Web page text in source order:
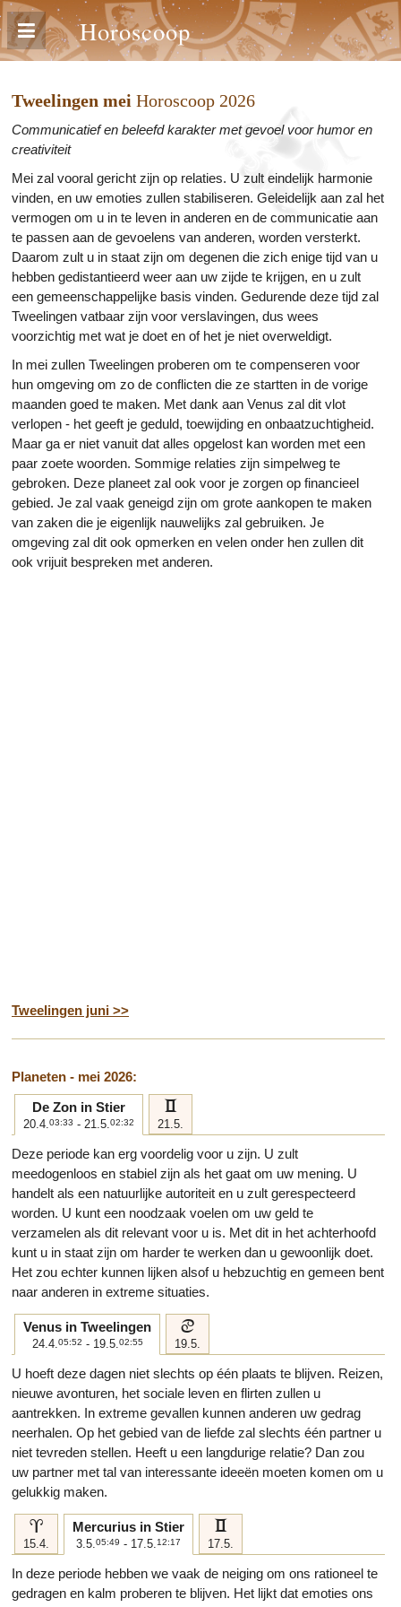
Horoscoop
Tweelingen mei Horoscoop 2026
Communicatief en beleefd karakter met gevoel voor humor en
creativiteit
Mei zal vooral gericht zijn op relaties. U zult eindelijk harmonie
vinden, en uw emoties zullen stabiliseren. Geleidelijk aan zal het
vermogen om u in te leven in anderen en de communicatie aan
te passen aan de gevoelens van anderen, worden versterkt.
Daarom zult u in staat zijn om degenen die zich enige tijd van u
hebben gedistantieerd weer aan uw zijde te krijgen, en u zult
een gemeenschappelijke basis vinden. Gedurende deze tijd zal
Tweelingen vatbaar zijn voor verslavingen, dus wees
voorzichtig met wat je doet en of het je niet overweldigt.
In mei zullen Tweelingen proberen om te compenseren voor
hun omgeving om zo de conflicten die ze startten in de vorige
maanden goed te maken. Met dank aan Venus zal dit vlot
verlopen - het geeft je geduld, toewijding en onbaatzuchtigheid.
Maar ga er niet vanuit dat alles opgelost kan worden met een
paar zoete woorden. Sommige relaties zijn simpelweg te
gebroken. Deze planeet zal ook voor je zorgen op financieel
gebied. Je zal vaak geneigd zijn om grote aankopen te maken
van zaken die je eigenlijk nauwelijks zal gebruiken. Je
omgeving zal dit ook opmerken en velen onder hen zullen dit
ook vrijuit bespreken met anderen.
Tweelingen juni >>
Planeten - mei 2026:
De Zon in Stier
20.4.03:33 - 21.5.02:32
c
21.5.
Deze periode kan erg voordelig voor u zijn. U zult
meedogenloos en stabiel zijn als het gaat om uw mening. U
handelt als een natuurlijke autoriteit en u zult gerespecteerd
worden. U kunt een noodzaak voelen om uw geld te
verzamelen als dit relevant voor u is. Met dit in het achterhoofd
kunt u in staat zijn om harder te werken dan u gewoonlijk doet.
Het zou echter kunnen lijken alsof u hebzuchtig en gemeen bent
naar anderen in extreme situaties.
Venus in Tweelingen
24.4.05:52 - 19.5.02:55
d
19.5.
U hoeft deze dagen niet slechts op één plaats te blijven. Reizen,
nieuwe avonturen, het sociale leven en flirten zullen u
aantrekken. In extreme gevallen kunnen anderen uw gedrag
neerhalen. Op het gebied van de liefde zal slechts één partner u
niet tevreden stellen. Heeft u een langdurige relatie? Dan zou
uw partner met tal van interessante ideeën moeten komen om u
gelukkig maken.
a
15.4.
Mercurius in Stier
3.5.05:49 - 17.5.12:17
c
17.5.
In deze periode hebben we vaak de neiging om ons rationeel te
gedragen en kalm proberen te blijven. Het lijkt dat emoties ons